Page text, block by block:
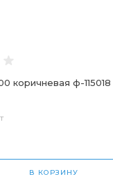
коричневая ф-115018
В КОРЗИНУ